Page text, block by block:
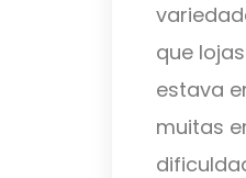
que
estava
muitas